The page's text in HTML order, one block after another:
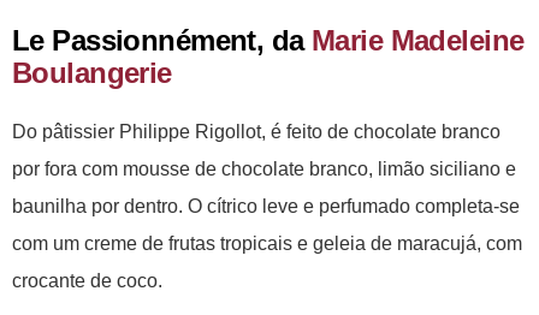
Le Passionnément, da Marie Madeleine
Boulangerie
Do pâtissier Philippe Rigollot, é feito de chocolate branco
por fora com mousse de chocolate branco, limão siciliano e
baunilha por dentro. O cítrico leve e perfumado completa-se
com um creme de frutas tropicais e geleia de maracujá, com
crocante de coco.